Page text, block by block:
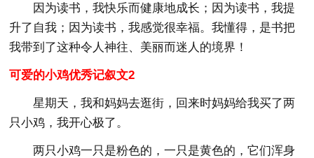
因为读书，我快乐而健康地成长；因为读书，我提
升了自我；因为读书，我感觉很幸福。我懂得，是书把
我带到了这种令人神往、美丽而迷人的境界！
可爱的小鸡优秀记叙文2
星期天，我和妈妈去逛街，回来时妈妈给我买了两
只小鸡，我开心极了。
两只小鸡一只是粉色的，一只是黄色的，它们浑身